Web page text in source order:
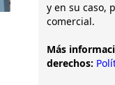
y en su caso,
comercial.
Más
derechos: